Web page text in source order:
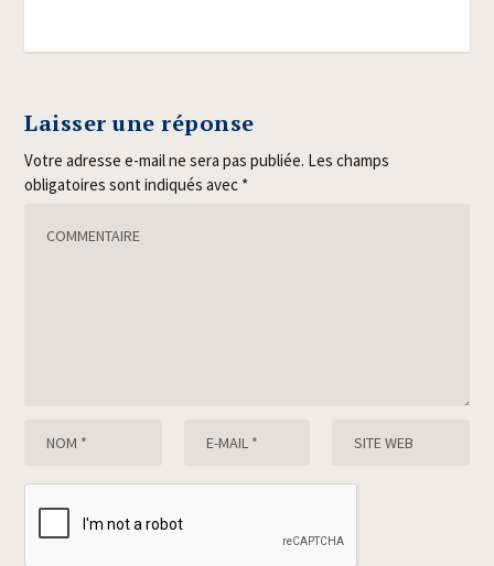
Laisser une réponse
Votre adresse e-mail ne sera pas publiée. Les champs
obligatoires sont indiqués avec *